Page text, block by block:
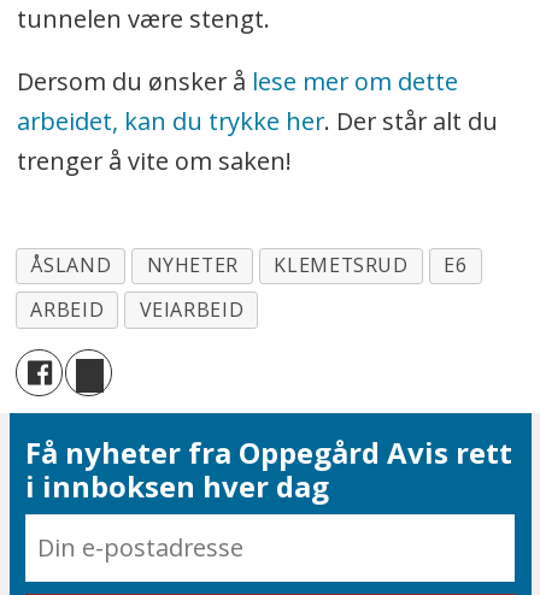
tunnelen være stengt.
Dersom du ønsker å lese mer om dette
arbeidet, kan du trykke her. Der står alt du
trenger å vite om saken!
ÅSLAND NYHETER KLEMETSRUD
E6
ARBEID
VEIARBEID
Få nyheter fra Oppegård Avis rett
i innboksen hver dag